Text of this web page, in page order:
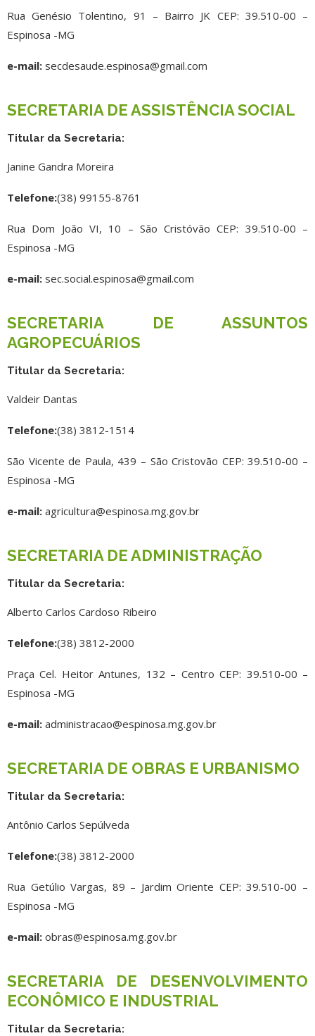
Rua Genésio Tolentino, 91 – Bairro JK CEP: 39.510-00 –
Espinosa -MG
e-mail: secdesaude.espinosa@gmail.com
SECRETARIA DE ASSISTÊNCIA SOCIAL
Titular da Secretaria:
Janine Gandra Moreira
Telefone:(38) 99155-8761
Rua Dom João VI, 10 – São Cristóvão CEP: 39.510-00 –
Espinosa -MG
e-mail: sec.social.espinosa@gmail.com
SECRETARIA DE ASSUNTOS
AGROPECUÁRIOS
Titular da Secretaria:
Valdeir Dantas
Telefone:(38) 3812-1514
São Vicente de Paula, 439 – São Cristovão CEP: 39.510-00 –
Espinosa -MG
e-mail: agricultura@espinosa.mg.gov.br
SECRETARIA DE ADMINISTRAÇÃO
Titular da Secretaria:
Alberto Carlos Cardoso Ribeiro
Telefone:(38) 3812-2000
Praça Cel. Heitor Antunes, 132 – Centro CEP: 39.510-00 –
Espinosa -MG
e-mail: administracao@espinosa.mg.gov.br
SECRETARIA DE OBRAS E URBANISMO
Titular da Secretaria:
Antônio Carlos Sepúlveda
Telefone:(38) 3812-2000
Rua Getúlio Vargas, 89 – Jardim Oriente CEP: 39.510-00 –
Espinosa -MG
e-mail: obras@espinosa.mg.gov.br
SECRETARIA DE DESENVOLVIMENTO
ECONÔMICO E INDUSTRIAL
Titular da Secretaria: